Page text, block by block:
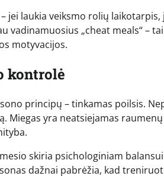
jei laukia veiksmo rolių
vadinamuosius „cheat meals“ –
motyvacijos.
kontrolė
principų – tinkamas poilsis.
Miegas yra neatsiejamas
skiria psichologiniam
dažnai pabrėžia, kad